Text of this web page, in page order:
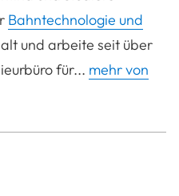
Bahntechnologie und
und arbeite seit über
für... mehr von